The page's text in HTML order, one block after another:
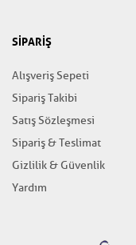
SİPARİŞ
Alışveriş Sepeti
Sipariş Takibi
Satış Sözleşmesi
Sipariş & Teslimat
Gizlilik & Güvenlik
Yardım